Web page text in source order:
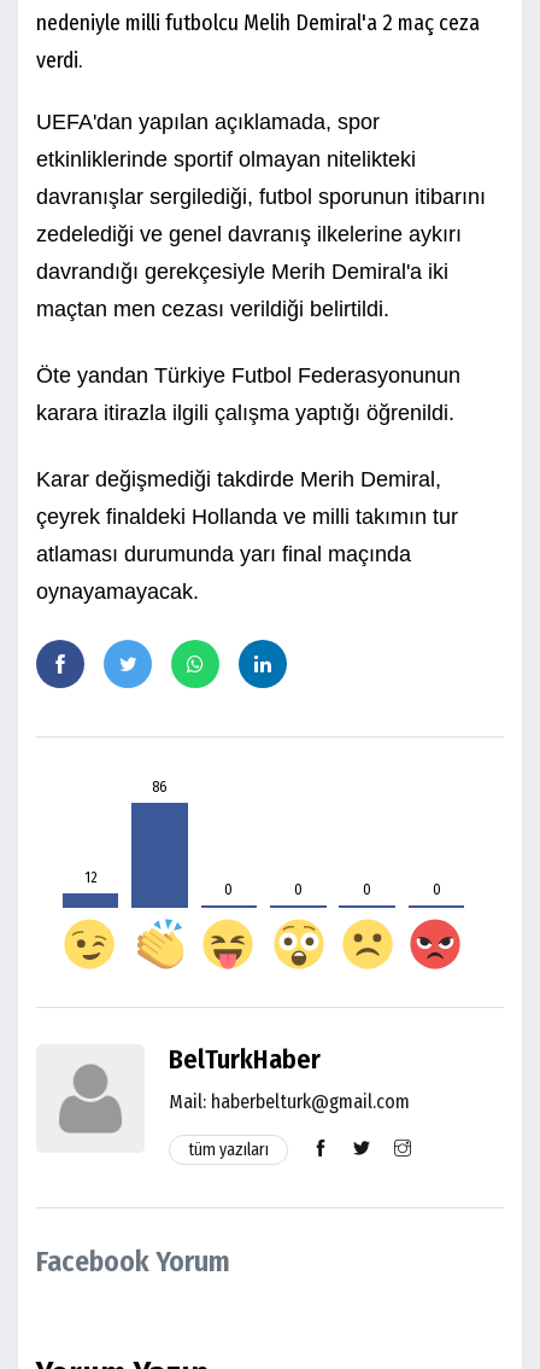
nedeniyle milli futbolcu Melih Demiral'a 2 maç ceza
verdi.
UEFA'dan yapılan açıklamada, spor
etkinliklerinde sportif olmayan nitelikteki
davranışlar sergilediği, futbol sporunun itibarını
zedelediği ve genel davranış ilkelerine aykırı
davrandığı gerekçesiyle Merih Demiral'a iki
maçtan men cezası verildiği belirtildi.
Öte yandan Türkiye Futbol Federasyonunun
karara itirazla ilgili çalışma yaptığı öğrenildi.
Karar değişmediği takdirde Merih Demiral,
çeyrek finaldeki Hollanda ve milli takımın tur
atlaması durumunda yarı final maçında
oynayamayacak.
12
86
0 0 0 0
BelTurkHaber
Mail: haberbelturk@gmail.com
tüm yazıları
Facebook Yorum